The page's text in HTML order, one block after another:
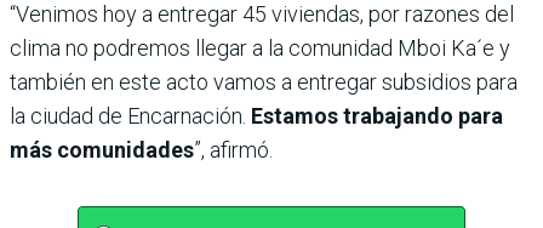
“Venimos hoy a entregar 45 viviendas, por razones del
clima no podremos llegar a la comunidad Mboi Ka´e y
también en este acto vamos a entregar subsidios para
la ciudad de Encarnación. Estamos trabajando para
más comunidades”, afirmó.